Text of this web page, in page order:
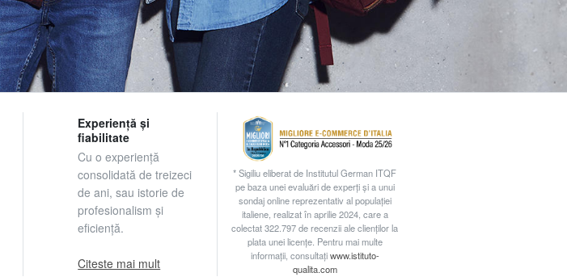
Experiență și
fiabilitate
Cu o experiență
consolidată de treizeci
de ani, sau istorie de
profesionalism și
eficiență.
Citeste mai mult
* Sigiliu eliberat de Institutul German ITQF
pe baza unei evaluări de experți și a unui
sondaj online reprezentativ al populației
italiene, realizat în aprilie 2024, care a
colectat 322.797 de recenzii ale clienților la
plata unei licențe. Pentru mai multe
informații, consultațiwww.istituto-
qualita.com